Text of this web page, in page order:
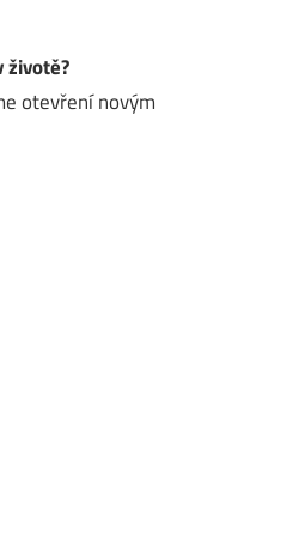
životě?
otevření novým